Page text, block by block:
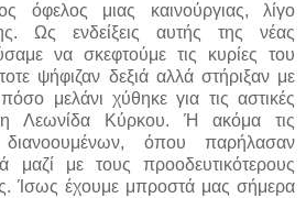
όφελος μιας καινούργιας, λίγο
Ως ενδείξεις αυτής της νέας
να σκεφτούμε τις κυρίες του
ψήφιζαν δεξιά αλλά στήριξαν με
μελάνι χύθηκε για τις αστικές
Λεωνίδα Κύρκου. Ή ακόμα τις
διανοουμένων, όπου παρήλασαν
μαζί με τους προοδευτικότερους
Ίσως έχουμε μπροστά μας σήμερα